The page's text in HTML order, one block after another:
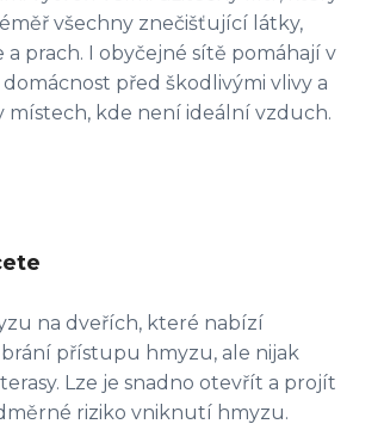
všechny znečišťující látky,
a prach. I obyčejné sítě pomáhají v
před škodlivými vlivy a
kde není ideální vzduch.
na dveřích, které nabízí
přístupu hmyzu, ale nijak
Lze je snadno otevřít a projít
riziko vniknutí hmyzu.